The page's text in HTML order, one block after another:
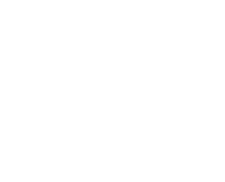
and Administration and
Transactions whose license was issued in